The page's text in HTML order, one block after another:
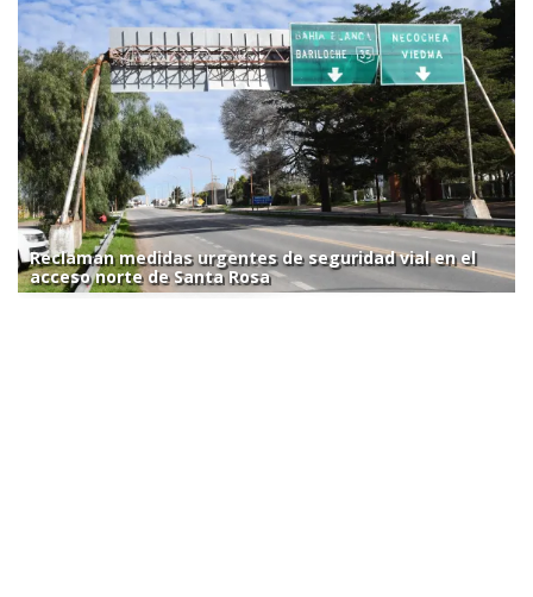
Reclaman medidas urgentes de seguridad vial en el
acceso norte de Santa Rosa